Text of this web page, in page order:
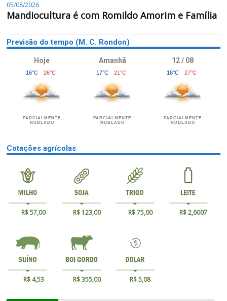
05/08/2026
Mandiocultura é com Romildo Amorim e Família
Previsão do tempo (M. C. Rondon)
Hoje
16°C 26°C
PARCIALMENTE
NUBLADO
Amanhã
17°C 21°C
PARCIALMENTE
NUBLADO
12 / 08
18°C 27°C
PARCIALMENTE
NUBLADO
Cotações agrícolas
R$ 57,00 R$ 123,00 R$ 75,00 R$ 2,6007
R$ 4,53 R$ 355,00 R$ 5,08